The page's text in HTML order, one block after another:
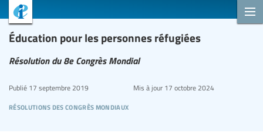
Éducation pour les personnes réfugiées
Résolution du 8e Congrès Mondial
résolutions des congrès mondiaux
Publié 17 septembre 2019 Mis à jour17 octobre 2024